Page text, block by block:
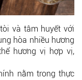
và tâm huyết với
hòa nhiều hương
hương vị hợp vị,
nằm trong thực